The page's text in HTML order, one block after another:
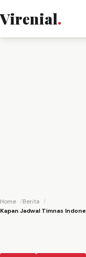
Virenial.
Home
Berita
Kapan Jadwal Timnas